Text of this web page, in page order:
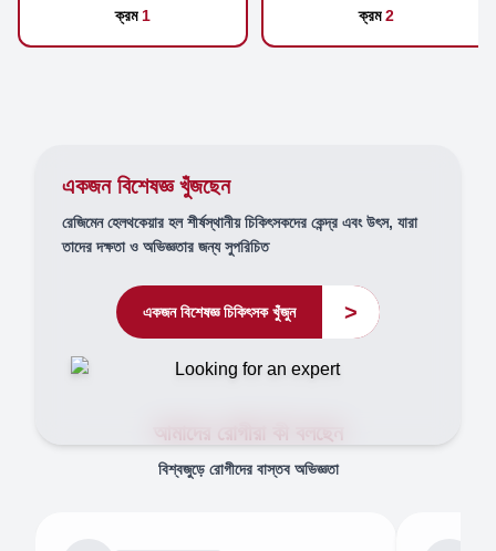
ক্রম 1 ক্রম2
একজন বিশেষজ্ঞ খুঁজছেন
রেজিমেন হেলথকেয়ার হল শীর্ষস্থানীয় চিকিৎসকদের কেন্দ্র এবং উৎস, যারা
তাদের দক্ষতা ও অভিজ্ঞতার জন্য সুপরিচিত
একজন বিশেষজ্ঞ চিকিৎসক খুঁজুন >
আমাদের রোগীরা কী বলছেন
বিশ্বজুড়ে রোগীদের বাস্তব অভিজ্ঞতা